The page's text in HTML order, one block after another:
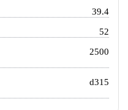
39.4
52
2500
d315